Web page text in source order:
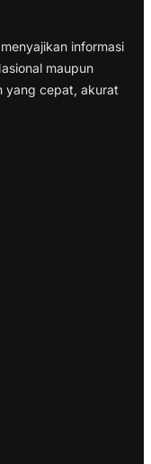
informasi
maupun
yang cepat, akurat